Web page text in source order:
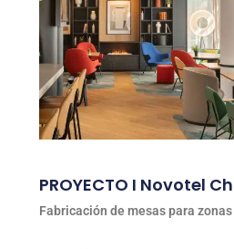
PROYECTO I Novotel
Fabricación de mesas para